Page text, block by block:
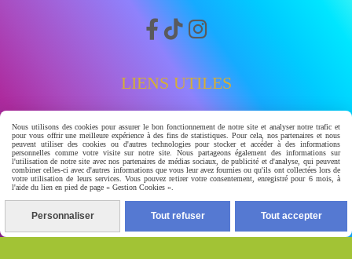
  
LIENS UTILES
Accueil
Boutique
Avis clients
watssap 06.63.86.83.30
À PROPOS
Nous utilisons des cookies pour assurer le bon fonctionnement de notre site et analyser notre trafic et
pour vous offrir une meilleure expérience à des fins de statistiques. Pour cela, nos partenaires et nous
peuvent utiliser des cookies ou d'autres technologies pour stocker et accéder à des informations
personnelles comme votre visite sur notre site. Nous partageons également des informations sur
l'utilisation de notre site avec nos partenaires de médias sociaux, de publicité et d'analyse, qui peuvent
combiner celles-ci avec d'autres informations que vous leur avez fournies ou qu'ils ont collectées lors de
votre utilisation de leurs services. Vous pouvez retirer votre consentement, enregistré pour 6 mois, à
l'aide du lien en pied de page « Gestion Cookies ».
Personnaliser Tout refuser Tout accepter